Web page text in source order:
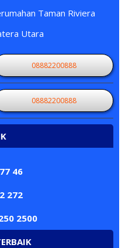
Taman Riviera
Utara
08882200888
08882200888
46
272
2500